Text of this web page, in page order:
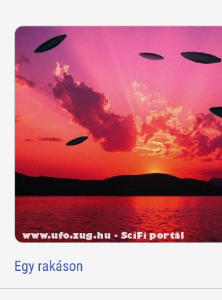
Egy rakáson